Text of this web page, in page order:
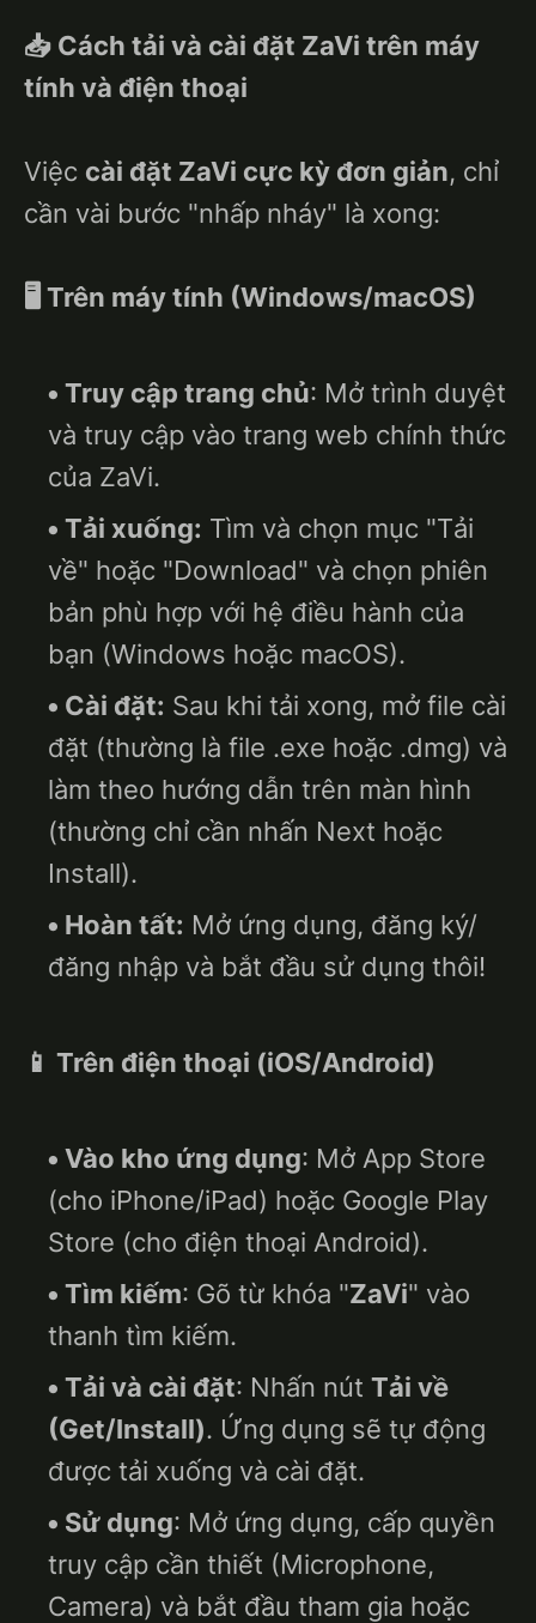
📥 Cách tải và cài đặt ZaVi trên máy
tính và điện thoại
Việc cài đặt ZaVi cực kỳ đơn giản, chỉ
cần vài bước "nhấp nháy" là xong:
🖥️ Trên máy tính (Windows/macOS)
Truy cập trang chủ: Mở trình duyệt
và truy cập vào trang web chính thức
của ZaVi.
Tải xuống: Tìm và chọn mục "Tải
về" hoặc "Download" và chọn phiên
bản phù hợp với hệ điều hành của
bạn (Windows hoặc macOS).
Cài đặt: Sau khi tải xong, mở file cài
đặt (thường là file .exe hoặc .dmg) và
làm theo hướng dẫn trên màn hình
(thường chỉ cần nhấn Next hoặc
Install).
Hoàn tất: Mở ứng dụng, đăng ký/
đăng nhập và bắt đầu sử dụng thôi!
📱 Trên điện thoại (iOS/Android)
Vào kho ứng dụng: Mở App Store
(cho iPhone/iPad) hoặc Google Play
Store (cho điện thoại Android).
Tìm kiếm: Gõ từ khóa "ZaVi" vào
thanh tìm kiếm.
Tải và cài đặt: Nhấn nút Tải về
(Get/Install). Ứng dụng sẽ tự động
được tải xuống và cài đặt.
Sử dụng: Mở ứng dụng, cấp quyền
truy cập cần thiết (Microphone,
Camera) và bắt đầu tham gia hoặc